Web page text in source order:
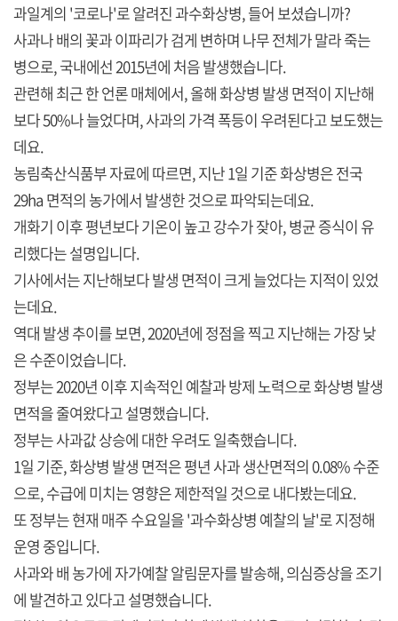
과일계의 '코로나'로 알려진 과수화상병, 들어 보셨습니까?
사과나 배의 꽃과 이파리가 검게 변하며 나무 전체가 말라 죽는
병으로, 국내에선 2015년에 처음 발생했습니다.
관련해 최근 한 언론 매체에서, 올해 화상병 발생 면적이 지난해
보다 50%나 늘었다며, 사과의 가격 폭등이 우려된다고 보도했는
데요.
농림축산식품부 자료에 따르면, 지난 1일 기준 화상병은 전국
29ha 면적의 농가에서 발생한 것으로 파악되는데요.
개화기 이후 평년보다 기온이 높고 강수가 잦아, 병균 증식이 유
리했다는 설명입니다.
기사에서는 지난해보다 발생 면적이 크게 늘었다는 지적이 있었
는데요.
역대 발생 추이를 보면, 2020년에 정점을 찍고 지난해는 가장 낮
은 수준이었습니다.
정부는 2020년 이후 지속적인 예찰과 방제 노력으로 화상병 발생
면적을 줄여왔다고 설명했습니다.
정부는 사과값 상승에 대한 우려도 일축했습니다.
1일 기준, 화상병 발생 면적은 평년 사과 생산면적의 0.08% 수준
으로, 수급에 미치는 영향은 제한적일 것으로 내다봤는데요.
또 정부는 현재 매주 수요일을 '과수화상병 예찰의 날'로 지정해
운영 중입니다.
사과와 배 농가에 자가예찰 알림문자를 발송해, 의심증상을 조기
에 발견하고 있다고 설명했습니다.